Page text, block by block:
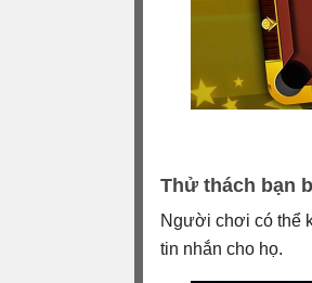
Thử thách bạn
Người chơi có thể
tin nhắn cho họ.